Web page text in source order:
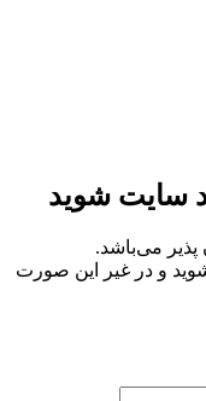
سایت شوید
می‌باشد.
و در غیر این صورت